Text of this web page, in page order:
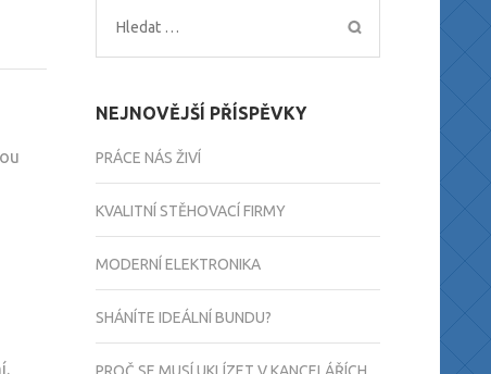
Vyhledávání
NEJNOVĚJŠÍ PŘÍSPĚVKY
PRÁCE NÁS ŽIVÍ
KVALITNÍ STĚHOVACÍ FIRMY
MODERNÍ ELEKTRONIKA
SHÁNÍTE IDEÁLNÍ BUNDU?